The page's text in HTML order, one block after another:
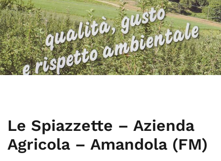
Le Spiazzette – Azienda
Agricola – Amandola (FM)